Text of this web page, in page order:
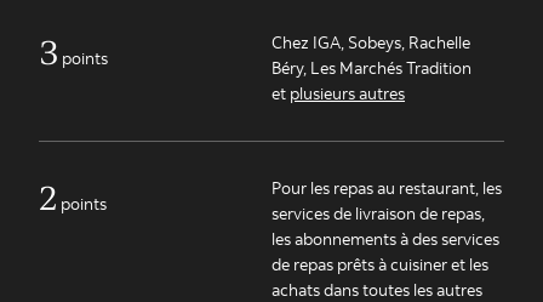
3 points
Chez IGA, Sobeys, Rachelle
Béry, Les Marchés Tradition
et plusieurs autres
2 points
Pour les repas au restaurant, les
services de livraison de repas,
les abonnements à des services
de repas prêts à cuisiner et les
achats dans toutes les autres